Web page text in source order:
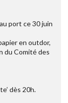
port ce 30 juin
en outdor,
du Comité des
dès 20h.